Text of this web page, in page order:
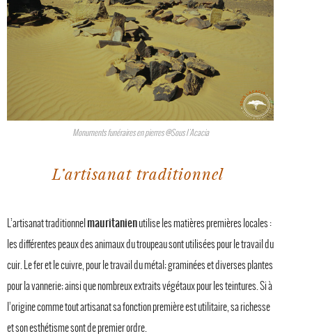
Monuments funéraires en pierres @Sous l'Acacia
L’artisanat traditionnel
L’artisanat traditionnel mauritanienutilise les matières premières locales :
les différentes peaux des animaux du troupeau sont utilisées pour le travail du
cuir. Le fer et le cuivre, pour le travail du métal; graminées et diverses plantes
pour la vannerie; ainsi que nombreux extraits végétaux pour les teintures. Si à
l’origine comme tout artisanat sa fonction première est utilitaire, sa richesse
et son esthétisme sont de premier ordre.